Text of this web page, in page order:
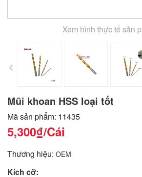
Xem hình thực tế sản
‹
Mũi khoan HSS loại tốt
Mã sản phẩm: 11435
5,300₫/Cái
Thương hiệu: OEM
Kích cỡ: